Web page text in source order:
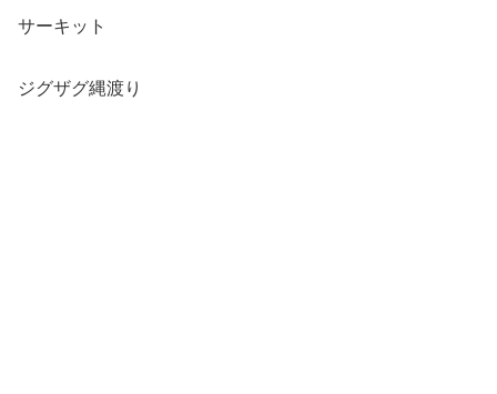
サーキット
ジグザグ縄渡り